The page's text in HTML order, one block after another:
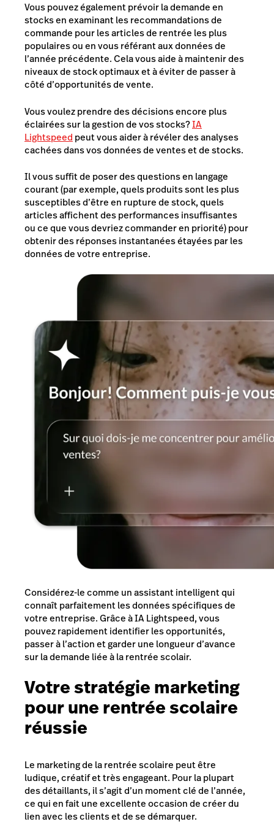
Vous pouvez également prévoir la demande en
stocks en examinant les recommandations de
commande pour les articles de rentrée les plus
populaires ou en vous référant aux données de
l’année précédente. Cela vous aide à maintenir des
niveaux de stock optimaux et à éviter de passer à
côté d’opportunités de vente.
Vous voulez prendre des décisions encore plus
éclairées sur la gestion de vos stocks?IA
Lightspeed peut vous aider à révéler des analyses
cachées dans vos données de ventes et de stocks.
Il vous suffit de poser des questions en langage
courant (par exemple, quels produits sont les plus
susceptibles d’être en rupture de stock, quels
articles affichent des performances insuffisantes
ou ce que vous devriez commander en priorité) pour
obtenir des réponses instantanées étayées par les
données de votre entreprise.
Considérez-le comme un assistant intelligent qui
connaît parfaitement les données spécifiques de
votre entreprise. Grâce à IA Lightspeed, vous
pouvez rapidement identifier les opportunités,
passer à l’action et garder une longueur d’avance
sur la demande liée à la rentrée scolair.
Votre stratégie marketing
pour une rentrée scolaire
réussie
Le marketing de la rentrée scolaire peut être
ludique, créatif et très engageant. Pour la plupart
des détaillants, il s’agit d’un moment clé de l’année,
ce qui en fait une excellente occasion de créer du
lien avec les clients et de se démarquer.